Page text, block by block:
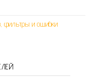
фильтры и ошибки